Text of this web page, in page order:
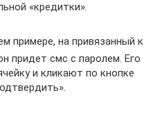
«кредитки».
примере, на привязанный к
придет смс с паролем. Его
и кликают по кнопке